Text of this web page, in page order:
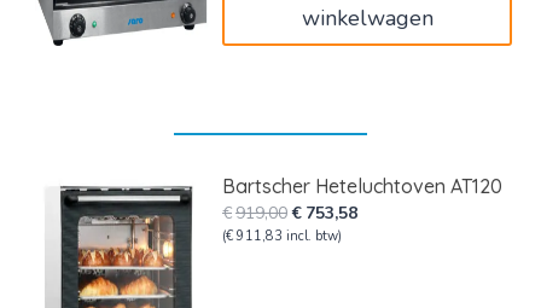
winkelwagen
Bartscher Heteluchtoven AT120
€919,00Oorspronkelijke
prijs
€ 753,58Huidige
(€ 911,83 incl. btw)